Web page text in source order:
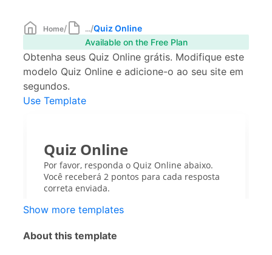
Home/ .../Quiz Online
Available on the Free Plan
Obtenha seus Quiz Online grátis. Modifique este
modelo Quiz Online e adicione-o ao seu site em
segundos.
Use Template
Show more templates
About this template